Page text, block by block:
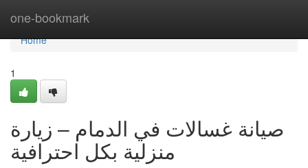
one-bookmark
Home
Home
1
صيانة غسالات في الدمام – زيارة
منزلية بكل احترافية